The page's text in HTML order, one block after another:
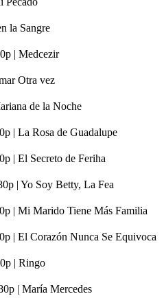
la Sangre
| Medcezir
Otra vez
de la Noche
| La Rosa de Guadalupe
| El Secreto de Feriha
| Yo Soy Betty, La Fea
| Mi Marido Tiene Más Familia
| El Corazón Nunca Se Equivoca
| Ringo
| María Mercedes